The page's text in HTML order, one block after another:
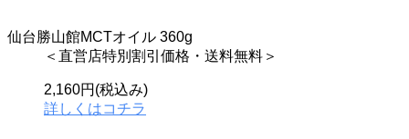
仙台勝山館MCTオイル 360g
＜直営店特別割引価格・送料無料＞
2,160円(税込み)
詳しくはコチラ